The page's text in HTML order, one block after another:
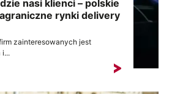
nasi klienci – polskie
rynki delivery
zainteresowanych jest